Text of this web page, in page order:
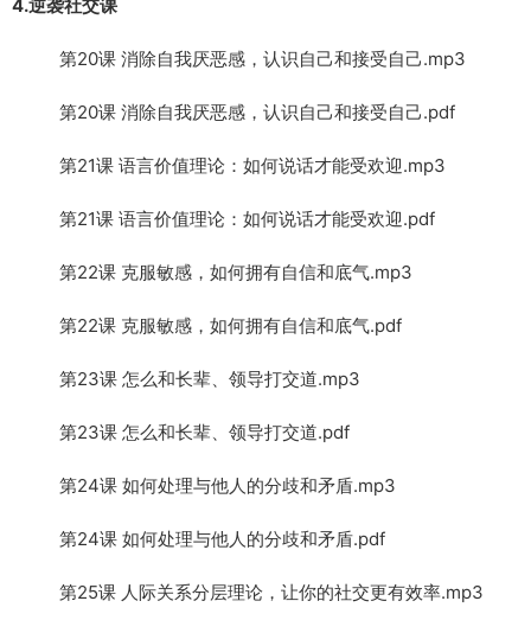
4.逆袭社交课
第20课 消除自我厌恶感，认识自己和接受自己.mp3
第20课 消除自我厌恶感，认识自己和接受自己.pdf
第21课 语言价值理论：如何说话才能受欢迎.mp3
第21课 语言价值理论：如何说话才能受欢迎.pdf
第22课 克服敏感，如何拥有自信和底气.mp3
第22课 克服敏感，如何拥有自信和底气.pdf
第23课 怎么和长辈、领导打交道.mp3
第23课 怎么和长辈、领导打交道.pdf
第24课 如何处理与他人的分歧和矛盾.mp3
第24课 如何处理与他人的分歧和矛盾.pdf
第25课 人际关系分层理论，让你的社交更有效率.mp3